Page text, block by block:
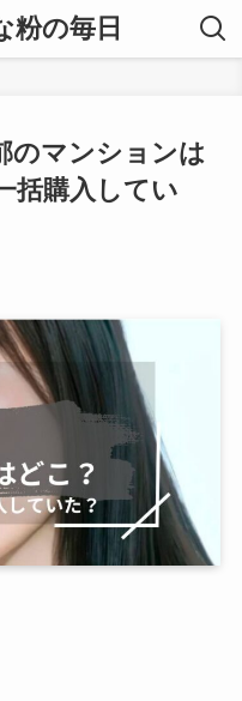
粉の毎日
のマンションは
括購入してい